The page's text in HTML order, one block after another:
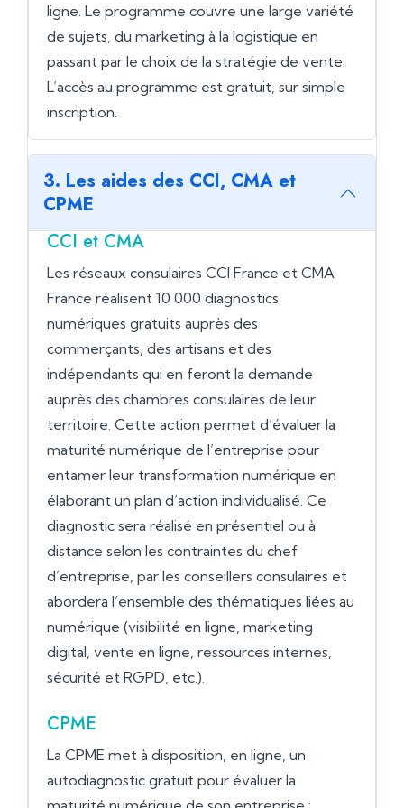
ligne. Le programme couvre une large variété
de sujets, du marketing à la logistique en
passant par le choix de la stratégie de vente.
L’accès au programme est gratuit, sur simple
inscription.
3. Les aides des CCI, CMA et
CPME
CCI et CMA
Les réseaux consulaires CCI France et CMA
France réalisent 10 000 diagnostics
numériques gratuits auprès des
commerçants, des artisans et des
indépendants qui en feront la demande
auprès des chambres consulaires de leur
territoire. Cette action permet d’évaluer la
maturité numérique de l’entreprise pour
entamer leur transformation numérique en
élaborant un plan d’action individualisé. Ce
diagnostic sera réalisé en présentiel ou à
distance selon les contraintes du chef
d’entreprise, par les conseillers consulaires et
abordera l’ensemble des thématiques liées au
numérique (visibilité en ligne, marketing
digital, vente en ligne, ressources internes,
sécurité et RGPD, etc.).
CPME
La CPME met à disposition, en ligne, un
autodiagnostic gratuit pour évaluer la